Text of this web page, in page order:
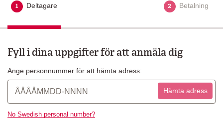
1 Aktuellt steg
Deltagare 2 Betalning
Fyll i dina uppgifter för att anmäla dig
Ange personnummer för att hämta adress:
Hämta adress
No Swedish personal number?